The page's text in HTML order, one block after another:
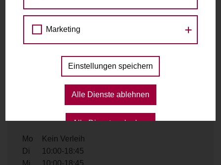
Telefon+43 1 9612610
verkauf@radplatz.at
https://radplatz.at/
Ausleihzeiten
Mo
Kein Verleih
Di
10:00-18:45
Mi
10:00-18:45
Marketing
Einstellungen speichern
Alle Dienste ablehnen
Alle Dienste erlauben